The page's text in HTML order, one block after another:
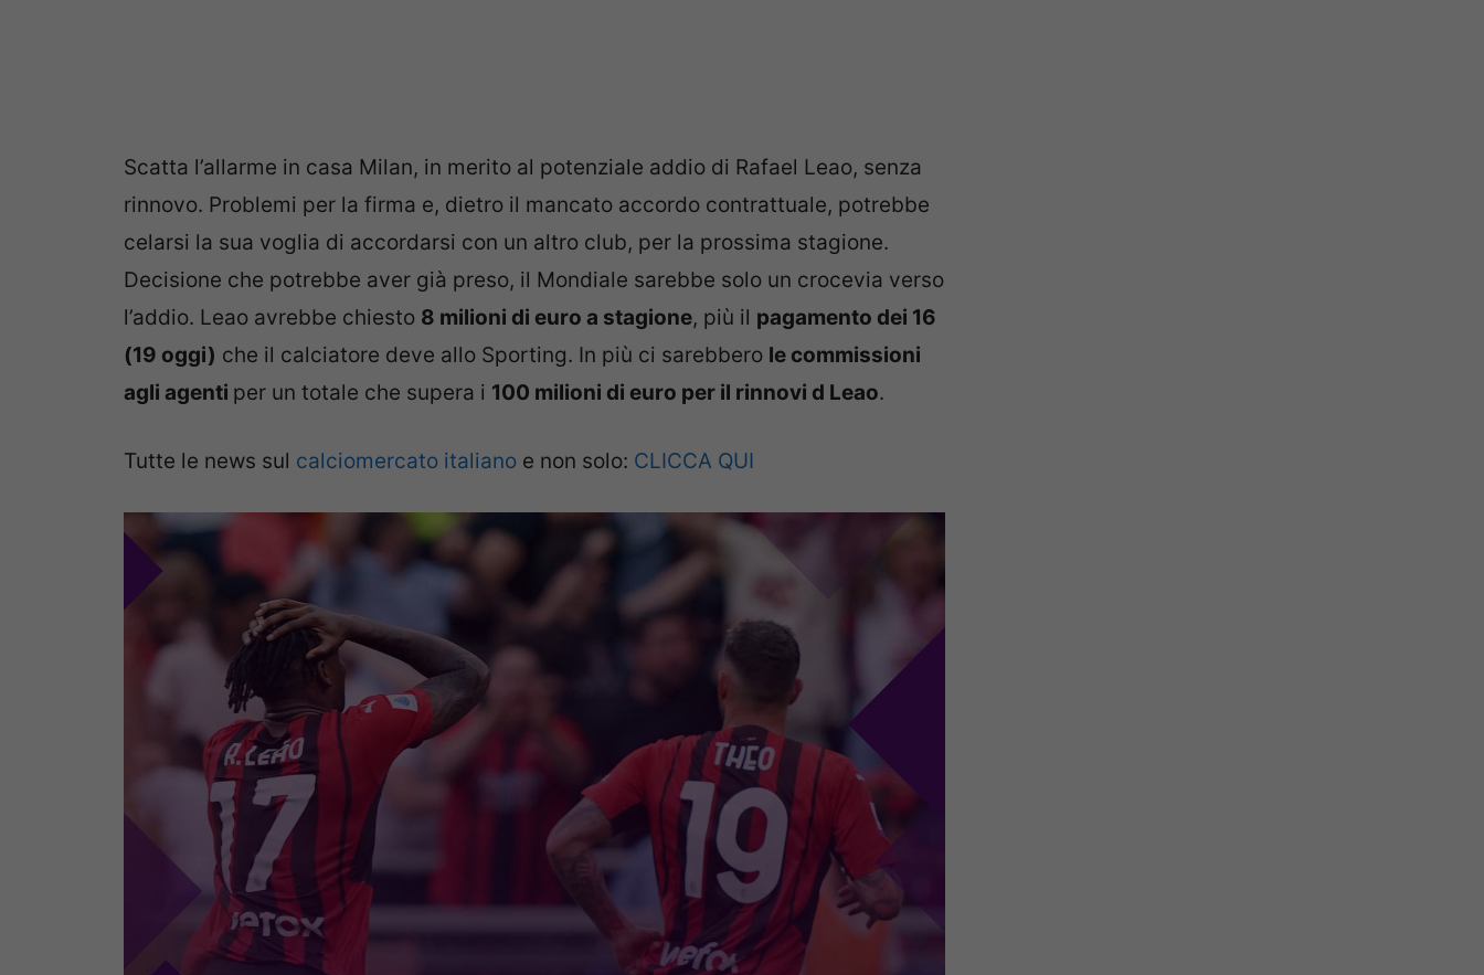
Scatta l’allarme in casa Milan, in merito al potenziale addio di Rafael Leao, senza
rinnovo. Problemi per la firma e, dietro il mancato accordo contrattuale, potrebbe
celarsi la sua voglia di accordarsi con un altro club, per la prossima stagione.
Decisione che potrebbe aver già preso, il Mondiale sarebbe solo un crocevia verso
l’addio. Leao avrebbe chiesto 8 milioni di euro a stagione, più il pagamento dei 16
(19 oggi) che il calciatore deve allo Sporting. In più ci sarebbero le commissioni
agli agenti per un totale che supera i 100 milioni di euro per il rinnovi d Leao.
Tutte le news sul calciomercato italiano e non solo: CLICCA QUI